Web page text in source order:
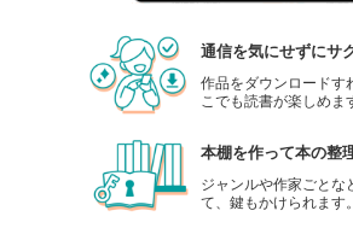
通信を気にせずにサ
作品をダウンロードす
こでも読書が楽しめま
本棚を作って本の整
ジャンルや作家ごとな
て、鍵もかけられます。